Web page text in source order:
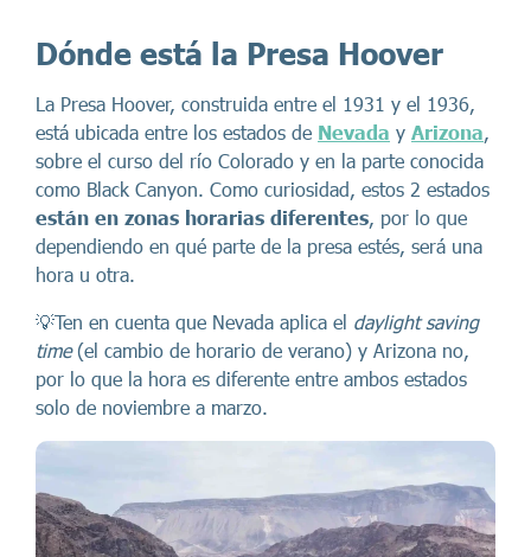
Dónde está la Presa Hoover
La Presa Hoover, construida entre el 1931 y el 1936,
está ubicada entre los estados de Nevada y Arizona,
sobre el curso del río Colorado y en la parte conocida
como Black Canyon. Como curiosidad, estos 2 estados
están en zonas horarias diferentes, por lo que
dependiendo en qué parte de la presa estés, será una
hora u otra.
💡Ten en cuenta que Nevada aplica el daylight saving
time(el cambio de horario de verano) y Arizona no,
por lo que la hora es diferente entre ambos estados
solo de noviembre a marzo.